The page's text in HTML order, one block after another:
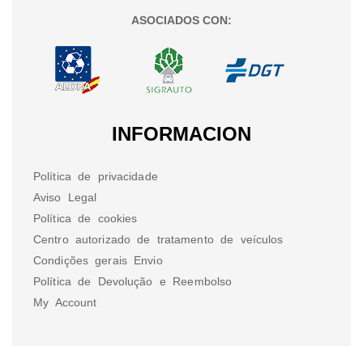
ASOCIADOS CON:
INFORMACION
Política de privacidade
Aviso Legal
Política de cookies
Centro autorizado de tratamento de veículos
Condições gerais Envio
Política de Devolução e Reembolso
My Account